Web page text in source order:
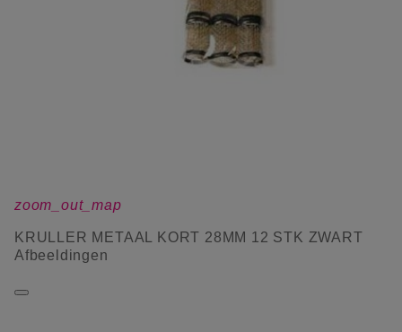
zoom_out_map
KRULLER METAAL KORT 28MM 12 STK ZWART
Afbeeldingen